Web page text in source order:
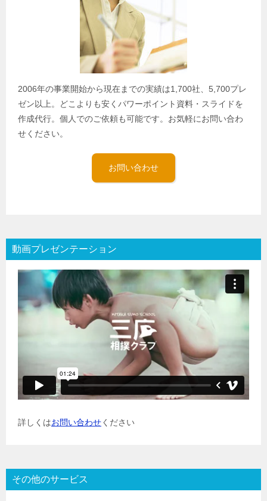
2006年の事業開始から現在までの実績は1,700社、5,700プレ
ゼン以上。どこよりも安くパワーポイント資料・スライドを
作成代行。個人でのご依頼も可能です。お気軽にお問い合わ
せください。
お問い合わせ
動画プレゼンテーション
詳しくはお問い合わせください
その他のサービス